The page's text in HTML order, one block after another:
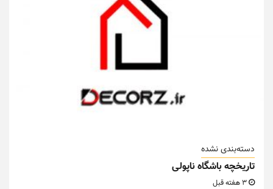
دسته‌بندی نشده
تاریخچه باشگاه ناپولی